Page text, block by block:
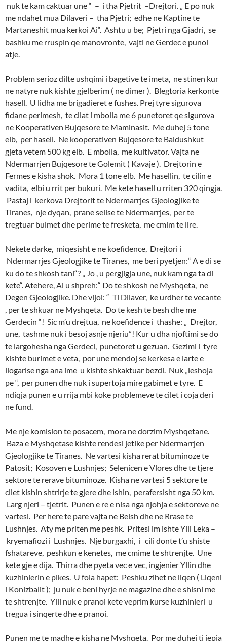
nuk te kam caktuar une “ – i tha Pjetrit –Drejtori. „ E po nuk
me ndahet mua Dilaveri – tha Pjetri; edhe ne Kaptine te
Martaneshit mua kerkoi Ai“. Ashtu u be; Pjetri nga Gjadri, se
bashku me rruspin qe manovronte, vajti ne Gerdec e punoi
atje.
Problem serioz dilte ushqimi i bagetive te imeta, ne stinen kur
ne natyre nuk kishte gjelberim ( ne dimer ). Blegtoria kerkonte
hasell. U lidha me brigadieret e fushes. Prej tyre sigurova
fidane perimesh, te cilat i mbolla me 6 punetoret qe sigurova
ne Kooperativen Bujqesore te Maminasit. Me duhej 5 tone
elb, per hasell. Ne kooperativen Bujqesore te Baldushkut
gjeta vetem 500 kg elb. E mbolla, me kultivator. Vajta ne
Ndermarrjen Bujqesore te Golemit ( Kavaje ). Drejtorin e
Fermes e kisha shok. Mora 1 tone elb. Me hasellin, te cilin e
vadita, elbi u rrit per bukuri. Me kete hasell u rriten 320 qingja.
Pastaj i kerkova Drejtorit te Ndermarrjes Gjeologjike te
Tiranes, nje dyqan, prane selise te Ndermarrjes, per te
tregtuar bulmet dhe perime te fresketa, me cmim te lire.
Nekete darke, miqesisht e ne koefidence, Drejtori i
Ndermarrjes Gjeologjike te Tiranes, me beri pyetjen:“ A e di se
ku do te shkosh tani“? „ Jo , u pergjigja une, nuk kam nga ta di
kete“. Atehere, Ai u shpreh:“ Do te shkosh ne Myshqeta, ne
Degen Gjeologjike. Dhe vijoi: “ Ti Dilaver, ke urdher te vecante
, per te shkuar ne Myshqeta. Do te kesh te besh dhe me
Gerdecin “! Sic m’u drejtua, ne koefidence i thashe: „ Drejtor,
une, tashme nuk i besoj asnje njeriu”! Kur u dha njoftimi se do
te largohesha nga Gerdeci, punetoret u gezuan. Gezimi i tyre
kishte burimet e veta, por une mendoj se kerkesa e larte e
llogarise nga ana ime u kishte shkaktuar bezdi. Nuk „leshoja
pe “, per punen dhe nuk i supertoja mire gabimet e tyre. E
ndiqja punen e u rrija mbi koke problemeve te cilet i coja deri
ne fund.
Me nje komision te posacem, mora ne dorzim Myshqetane.
Baza e Myshqetase kishte rendesi jetike per Ndermarrjen
Gjeologjike te Tiranes. Ne vartesi kisha rerat bituminoze te
Patosit; Kosoven e Lushnjes; Selenicen e Vlores dhe te tjere
sektore te rerave bituminoze. Kisha ne vartesi 5 sektore te
cilet kishin shtrirje te gjere dhe ishin, perafersisht nga 50 km.
Larg njeri – tjetrit. Punen e re e nisa nga njohja e sektoreve ne
vartesi. Per here te pare vajta ne Belsh dhe ne Rrase te
Lushnjes. Aty me priten me peshk. Pritesi im ishte Ylli Leka –
kryemafiozi i Lushnjes. Nje burgaxhi, i cili donte t’u shiste
fshatareve, peshkun e kenetes, me cmime te shtrenjte. Une
kete gje e dija. Thirra dhe pyeta vec e vec, ingjenier Yllin dhe
kuzhinierin e pikes. U fola hapet: Peshku zihet ne liqen ( Liqeni
i Konizbalit ); ju nuk e beni hyrje ne magazine dhe e shisni me
te shtrenjte. Ylli nuk e pranoi kete veprim kurse kuzhinieri u
tregua i sinqerte dhe e pranoi.
Punen me te madhe e kisha ne Myshqeta. Por me duhej ti jepja